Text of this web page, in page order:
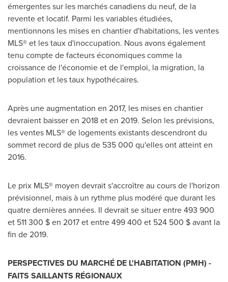
émergentes sur les marchés canadiens du neuf, de la
revente et locatif. Parmi les variables étudiées,
mentionnons les mises en chantier d'habitations, les ventes
MLS® et les taux d'inoccupation. Nous avons également
tenu compte de facteurs économiques comme la
croissance de l'économie et de l'emploi, la migration, la
population et les taux hypothécaires.
Après une augmentation en 2017, les mises en chantier
devraient baisser en 2018 eten 2019. Selon les prévisions,
les ventes MLS® de logements existants descendront du
sommet record de plus de 535 000 qu'elles ont atteint en
2016.
Le prix MLS® moyen devrait s'accroître au cours de l'horizon
prévisionnel, mais à un rythme plus modéré que durant les
quatre dernières années. Il devrait se situer entre 493 900
et 511 300 $ en 2017 etentre 499 400 et 524 500 $ avant la
fin de 2019.
PERSPECTIVES DU MARCHÉ DE L'HABITATION (PMH) -
FAITS SAILLANTS RÉGIONAUX